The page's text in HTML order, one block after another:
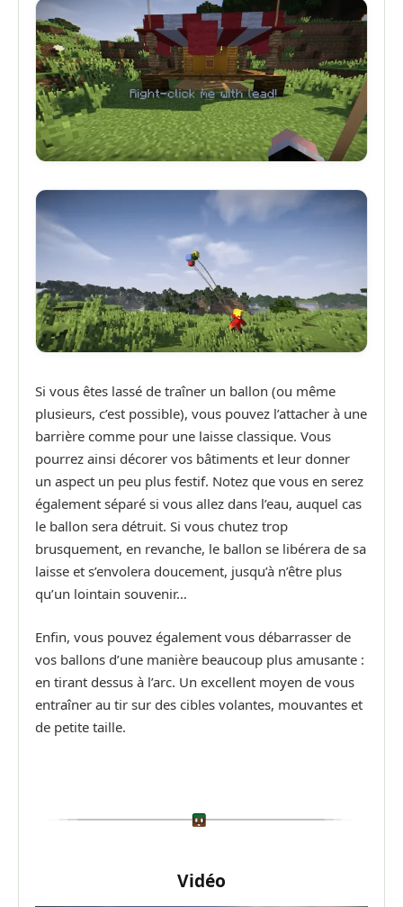
Si vous êtes lassé de traîner un ballon (ou même
plusieurs, c’est possible), vous pouvez l’attacher à une
barrière comme pour une laisse classique. Vous
pourrez ainsi décorer vos bâtiments et leur donner
un aspect un peu plus festif. Notez que vous en serez
également séparé si vous allez dans l’eau, auquel cas
le ballon sera détruit. Si vous chutez trop
brusquement, en revanche, le ballon se libérera de sa
laisse et s’envolera doucement, jusqu’à n’être plus
qu’un lointain souvenir…
Enfin, vous pouvez également vous débarrasser de
vos ballons d’une manière beaucoup plus amusante :
en tirant dessus à l’arc. Un excellent moyen de vous
entraîner au tir sur des cibles volantes, mouvantes et
de petite taille.
Vidéo